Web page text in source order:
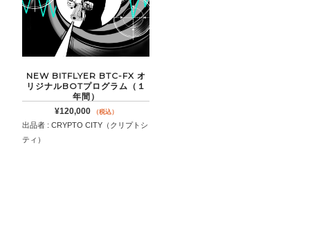
NEW BITFLYER BTC-FX オ
リジナルBOTプログラム（１
年間）
¥120,000 （税込）
出品者 : CRYPTO CITY（クリプトシ
ティ）